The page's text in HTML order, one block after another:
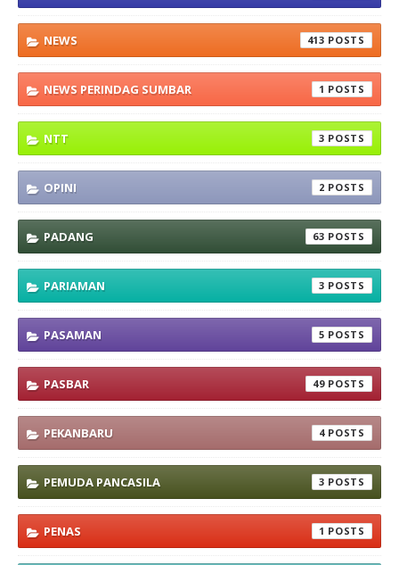
NEWS 413
NEWS PERINDAG SUMBAR 1
NTT 3
OPINI 2
PADANG 63
PARIAMAN 3
PASAMAN 5
PASBAR 49
PEKANBARU 4
PEMUDA PANCASILA 3
PENAS 1